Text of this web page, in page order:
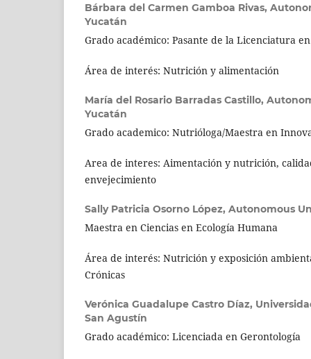
Bárbara del Carmen Gamboa Rivas,
Yucatán
Grado académico: Pasante de la Licenciatura
Área de interés: Nutrición y alimentación
María del Rosario Barradas Castillo,
Yucatán
Grado academico: Nutrióloga/Maestra en
Area de interes: Aimentación y nutrición,
envejecimiento
Sally Patricia Osorno López, Autonomous
Maestra en Ciencias en Ecología Humana
Área de interés: Nutrición y exposición
Crónicas
Verónica Guadalupe Castro Díaz,
San Agustín
Grado académico: Licenciada en Gerontología